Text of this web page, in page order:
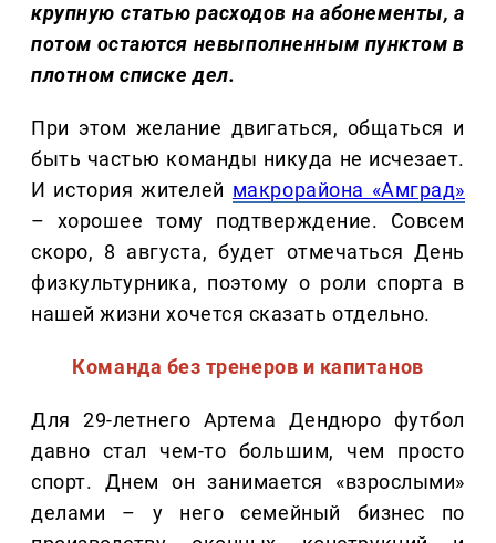
крупную статью расходов на абонементы, а
потом остаются невыполненным пунктом в
плотном списке дел.
При этом желание двигаться, общаться и
быть частью команды никуда не исчезает.
И история жителей макрорайона «Амград»
– хорошее тому подтверждение. Совсем
скоро, 8 августа, будет отмечаться День
физкультурника, поэтому о роли спорта в
нашей жизни хочется сказать отдельно.
Команда без тренеров и капитанов
Для 29-летнего Артема Дендюро футбол
давно стал чем-то большим, чем просто
спорт. Днем он занимается «взрослыми»
делами – у него семейный бизнес по